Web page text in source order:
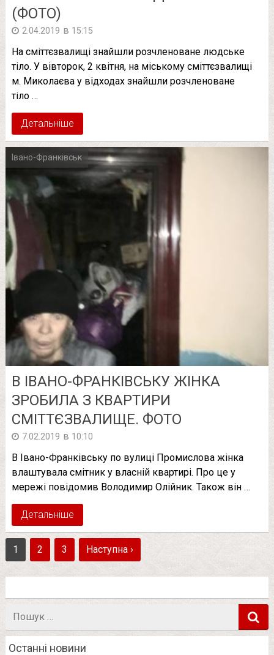
(ФОТО)
2.04.2019 в 15:15
На сміттєзвалищі знайшли розчленоване людське
тіло. У вівторок, 2 квітня, на міському сміттєзвалищі
м. Миколаєва у відходах знайшли розчленоване
тіло …
Детальніше
Івано-Франківськ
В ІВАНО-ФРАНКІВСЬКУ ЖІНКА
ЗРОБИЛА З КВАРТИРИ
СМІТТЄЗВАЛИЩЕ. ФОТО
7.02.2019 в 10:10
В Івано-Франківську по вулиці Промислова жінка
влаштувала смітник у власній квартирі. Про це у
мережі повідомив Володимир Олійник. Також він …
Детальніше
1 2 3 Наступна ›
Пошук
Останні новини